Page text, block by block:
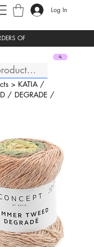
Log In
> KATIA /
/ DEGRADE /